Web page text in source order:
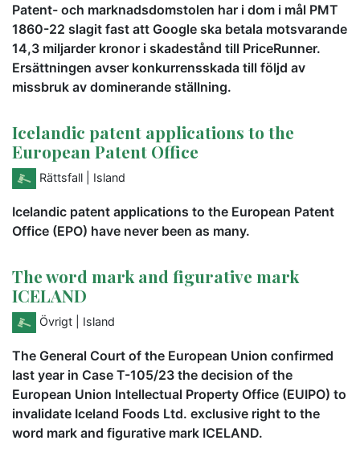
Patent- och marknadsdomstolen har i dom i mål PMT
1860-22 slagit fast att Google ska betala motsvarande
14,3 miljarder kronor i skadestånd till PriceRunner.
Ersättningen avser konkurrensskada till följd av
missbruk av dominerande ställning.
Icelandic patent applications to the
European Patent Office
Rättsfall | Island
Icelandic patent applications to the European Patent
Office (EPO) have never been as many.
The word mark and figurative mark
ICELAND
Övrigt | Island
The General Court of the European Union confirmed
last year in Case T-105/23 the decision of the
European Union Intellectual Property Office (EUIPO) to
invalidate Iceland Foods Ltd. exclusive right to the
word mark and figurative mark ICELAND.